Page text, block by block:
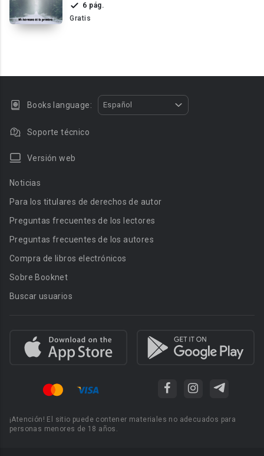
6 pág.
Gratis
Books language: Español
Soporte técnico
Versión web
Noticias
Para los titulares de derechos de autor
Preguntas frecuentes de los lectores
Preguntas frecuentes de los autores
Compra de libros electrónicos
Sobre Booknet
Buscar usuarios
¡Atención! El sitio puede contener materiales no adecuados para
personas menores de 18 años.